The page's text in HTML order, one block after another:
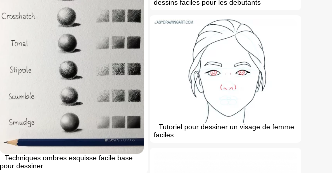
dessins faciles pour les debutants
Techniques ombres esquisse facile base
pour dessiner
Tutoriel pour dessiner un visage de femme
faciles